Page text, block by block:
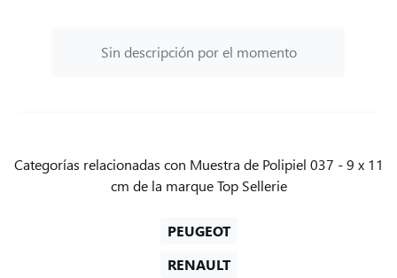
Sin descripción por el momento
Categorías relacionadas con Muestra de Polipiel 037 - 9 x 11
cm de la marque Top Sellerie
PEUGEOT
RENAULT